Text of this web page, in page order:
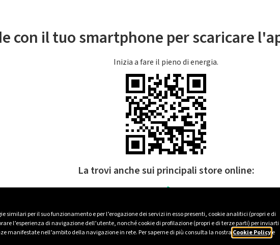
similari per il suo funzionamento e per l’erogazione dei servizi in esso presenti, cookie analitici (propri e di
l’esperienza di navigazione dell’utente, nonché cookie di profilazione (propri e di terze parti) per inviarti
manifestate nell’ambito della navigazione in rete. Per saperne di più consulta la nostra Cookie Policye
con il tuo smartphone per scaricare
Inizia a fare il pieno di energia.
La trovi anche sui principali store online: